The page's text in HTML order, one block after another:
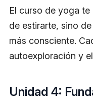
El curso de yoga
de estirarte, sino
más consciente.
autoexploración y
Unidad 4: